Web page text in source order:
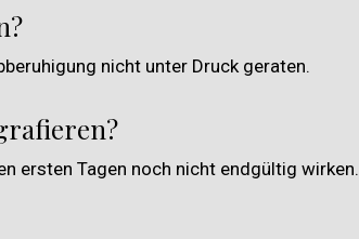
nicht unter Druck geraten.
ersten Tagen noch nicht endgültig wirken.